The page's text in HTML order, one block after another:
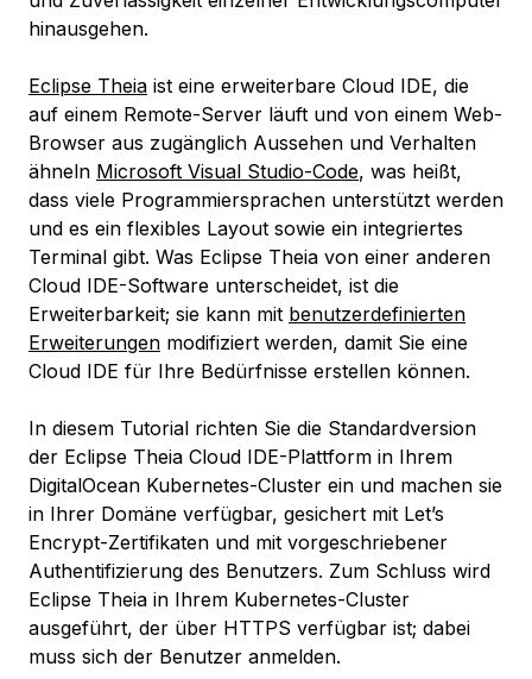
hinausgehen.
Eclipse Theia ist eine erweiterbare Cloud IDE, die
auf einem Remote-Server läuft und von einem Web-
Browser aus zugänglich Aussehen und Verhalten
ähneln Microsoft Visual Studio-Code​​​, was heißt,
dass viele Programmiersprachen unterstützt werden
und es ein flexibles Layout sowie ein integriertes
Terminal gibt. Was Eclipse Theia von einer anderen
Cloud IDE-Software unterscheidet, ist die
Erweiterbarkeit; sie kann mit benutzerdefinierten
Erweiterungen modifiziert werden, damit Sie eine
Cloud IDE für Ihre Bedürfnisse erstellen können.
In diesem Tutorial richten Sie die Standardversion
der Eclipse Theia Cloud IDE-Plattform in Ihrem
DigitalOcean Kubernetes-Cluster ein und machen sie
in Ihrer Domäne verfügbar, gesichert mit Let’s
Encrypt-Zertifikaten und mit vorgeschriebener
Authentifizierung des Benutzers. Zum Schluss wird
Eclipse Theia in Ihrem Kubernetes-Cluster
ausgeführt, der über HTTPS verfügbar ist; dabei
muss sich der Benutzer anmelden.